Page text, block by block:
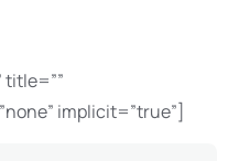
title=””
implicit=”true”]